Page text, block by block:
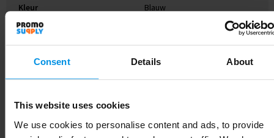
Consent Details About
This website uses cookies
We use cookies to personalise content and ads, to provide
Kleur Blauw
Afmeting
Hoogte 0.5 cm